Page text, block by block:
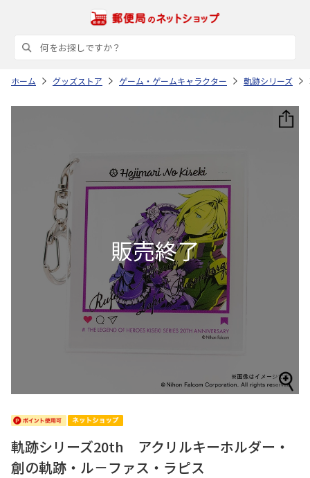
ホーム グッズストア ゲーム・ゲームキャラクター 軌跡シリーズ
軌跡シリーズ20th アクリルキーホルダー・
創の軌跡・ル－ファス・ラピス